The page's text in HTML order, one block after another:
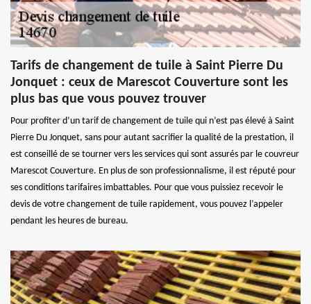
Tarifs de changement de tuile à Saint Pierre Du
Jonquet : ceux de Marescot Couverture sont les
plus bas que vous pouvez trouver
Pour profiter d’un tarif de changement de tuile qui n’est pas élevé à Saint
Pierre Du Jonquet, sans pour autant sacrifier la qualité de la prestation, il
est conseillé de se tourner vers les services qui sont assurés par le couvreur
Marescot Couverture. En plus de son professionnalisme, il est réputé pour
ses conditions tarifaires imbattables. Pour que vous puissiez recevoir le
devis de votre changement de tuile rapidement, vous pouvez l’appeler
pendant les heures de bureau.